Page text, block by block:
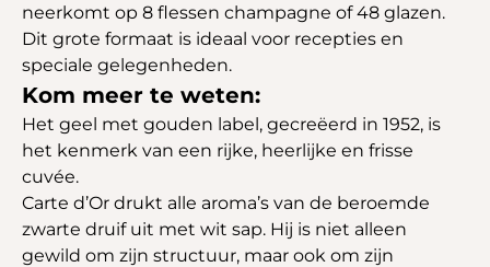
neerkomt op 8 flessen champagne of 48 glazen.
Dit grote formaat is ideaal voor recepties en
speciale gelegenheden.
Kom meer te weten:
Het geel met gouden label, gecreëerd in 1952, is
het kenmerk van een rijke, heerlijke en frisse
cuvée.
Carte d’Or drukt alle aroma’s van de beroemde
zwarte druif uit met wit sap. Hij is niet alleen
gewild om zijn structuur, maar ook om zijn